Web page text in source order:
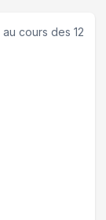
au cours des 12